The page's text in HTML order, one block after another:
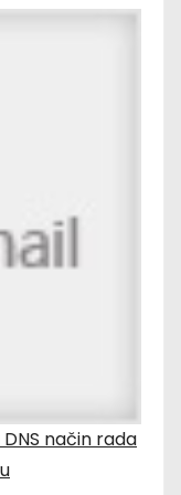
način rada